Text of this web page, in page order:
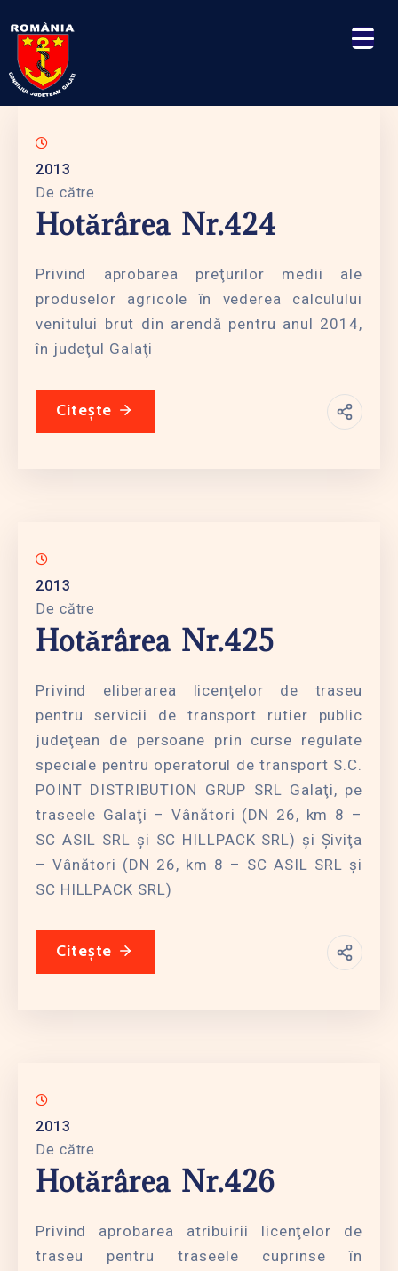
2013
De către
Hotărârea Nr.424
Privind aprobarea preţurilor medii ale
produselor agricole în vederea calculului
venitului brut din arendă pentru anul 2014,
în judeţul Galaţi
Citește
2013
De către
Hotărârea Nr.425
Privind eliberarea licenţelor de traseu
pentru servicii de transport rutier public
judeţean de persoane prin curse regulate
speciale pentru operatorul de transport S.C.
POINT DISTRIBUTION GRUP SRL Galaţi, pe
traseele Galaţi – Vânători (DN 26, km 8 –
SC ASIL SRL şi SC HILLPACK SRL) şi Şiviţa
– Vânători (DN 26, km 8 – SC ASIL SRL şi
SC HILLPACK SRL)
Citește
2013
De către
Hotărârea Nr.426
Privind aprobarea atribuirii licenţelor de
traseu pentru traseele cuprinse în